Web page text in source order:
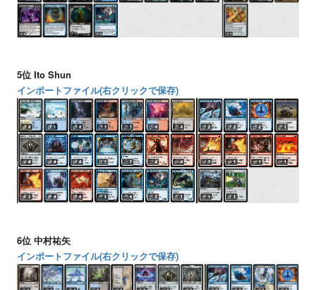
5位 Ito Shun
インポートファイル(右クリックで保存)
6位 中村祐矢
インポートファイル(右クリックで保存)